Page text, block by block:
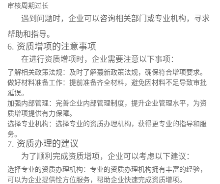
审核周期过长
遇到问题时，企业可以咨询相关部门或专业机构，寻求
帮助和指导。
6. 资质增项的注意事项
在进行资质增项时，企业需要注意以下事项：
了解相关政策法规：及时了解蕞新政策法规，确保符合增项要求。
做好材料准备工作：提前准备齐全材料，避免因材料不足导致审批
延误。
加强内部管理：完善企业内部管理制度，提升企业管理水平，为资
质增项提供有力保障。
选择专业机构：选择专业的资质办理机构，获得更专业的指导和服
务。
7. 资质办理的建议
为了顺利完成资质增项，企业可以考虑以下建议：
选择专业的资质办理机构：专业的资质办理机构拥有丰富的经验，
可以为企业提供恮方位服务，帮助企业快速完成资质增项。